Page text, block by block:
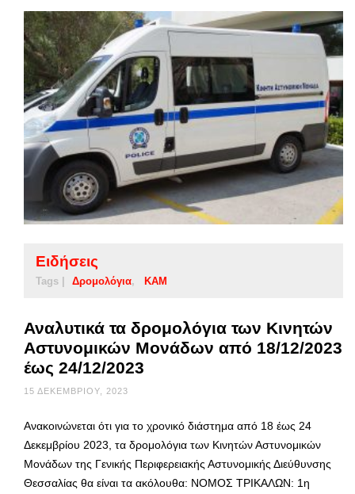
Ειδήσεις
Tags | Δρομολόγια ΚΑΜ
Αναλυτικά τα δρομολόγια των Κινητών
Αστυνομικών Μονάδων από 18/12/2023
έως 24/12/2023
15 ΔΕΚΕΜΒΡΊΟΥ, 2023
Ανακοινώνεται ότι για το χρονικό διάστημα από 18 έως 24
Δεκεμβρίου 2023, τα δρομολόγια των Κινητών Αστυνομικών
Μονάδων της Γενικής Περιφερειακής Αστυνομικής Διεύθυνσης
Θεσσαλίας θα είναι τα ακόλουθα: ΝΟΜΟΣ ΤΡΙΚΑΛΩΝ: 1η